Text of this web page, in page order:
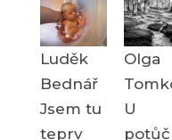
Luděk
Bednář
Jsem tu
teprv
Olga
U